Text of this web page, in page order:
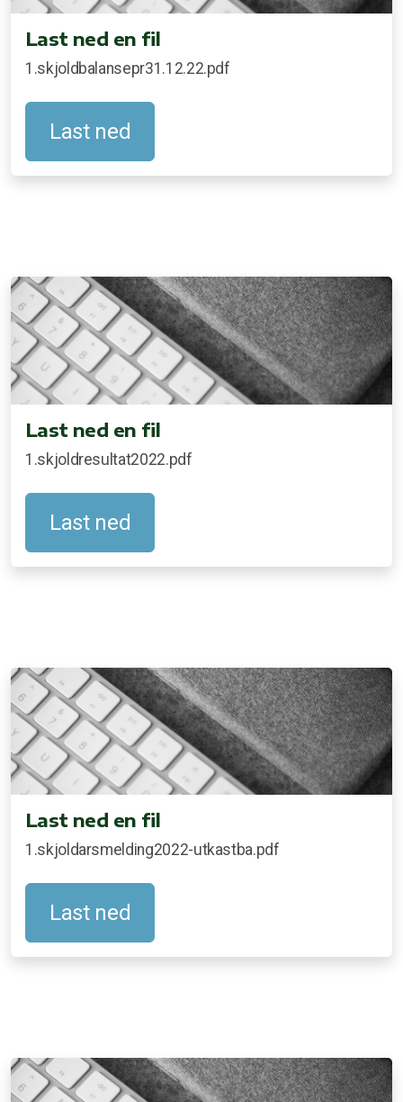
Last ned en fil
1.skjoldbalansepr31.12.22.pdf
Last ned
Last ned en fil
1.skjoldresultat2022.pdf
Last ned
Last ned en fil
1.skjoldarsmelding2022-utkastba.pdf
Last ned